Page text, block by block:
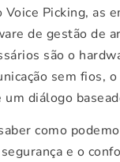
Picking, as
de gestão de
são o
sem fios,
um diálogo
como
e o